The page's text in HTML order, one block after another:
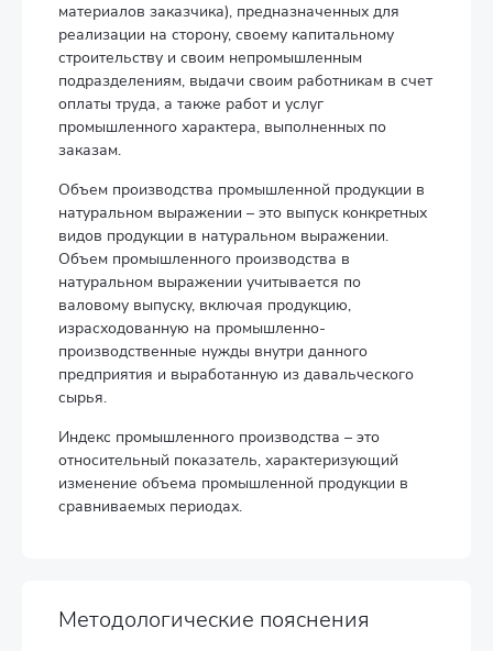
материалов заказчика), предназначенных для
реализации на сторону, своему капитальному
строительству и своим непромышленным
подразделениям, выдачи своим работникам в счет
оплаты труда, а также работ и услуг
промышленного характера, выполненных по
заказам.
Объем производства промышленной продукции в
натуральном выражении – это выпуск конкретных
видов продукции в натуральном выражении.
Объем промышленного производства в
натуральном выражении учитывается по
валовому выпуску, включая продукцию,
израсходованную на промышленно-
производственные нужды внутри данного
предприятия и выработанную из давальческого
сырья.
Индекс промышленного производства – это
относительный показатель, характеризующий
изменение объема промышленной продукции в
сравниваемых периодах.
Методологические пояснения